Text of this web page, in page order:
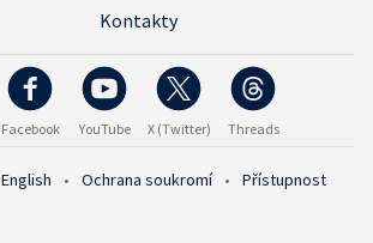
Kontakty
Facebook YouTube X (Twitter) Threads
English • Ochrana soukromí • Přístupnost